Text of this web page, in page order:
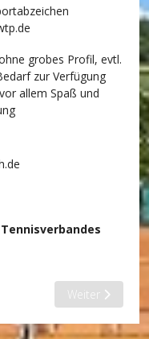
grobes Profil, evtl.
zur Verfügung
allem Spaß und
Nächster
Weiter